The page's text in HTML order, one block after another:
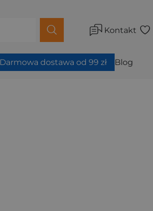
Kontakt
Darmowa dostawa od 99 zł Blog